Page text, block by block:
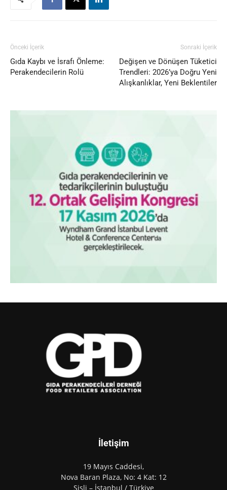
Önceki İçerik
Gıda Kaybı ve İsrafı Önleme:
Perakendecilerin Rolü
Sonraki İçerik
Değişen ve Dönüşen Tüketici
Trendleri: 2026’ya Doğru Yeni
Alışkanlıklar, Yeni Beklentiler
İletişim
19 Mayıs Caddesi,
Nova Baran Plaza, No: 4 Kat: 12
Şişli – İstanbul / Türkiye